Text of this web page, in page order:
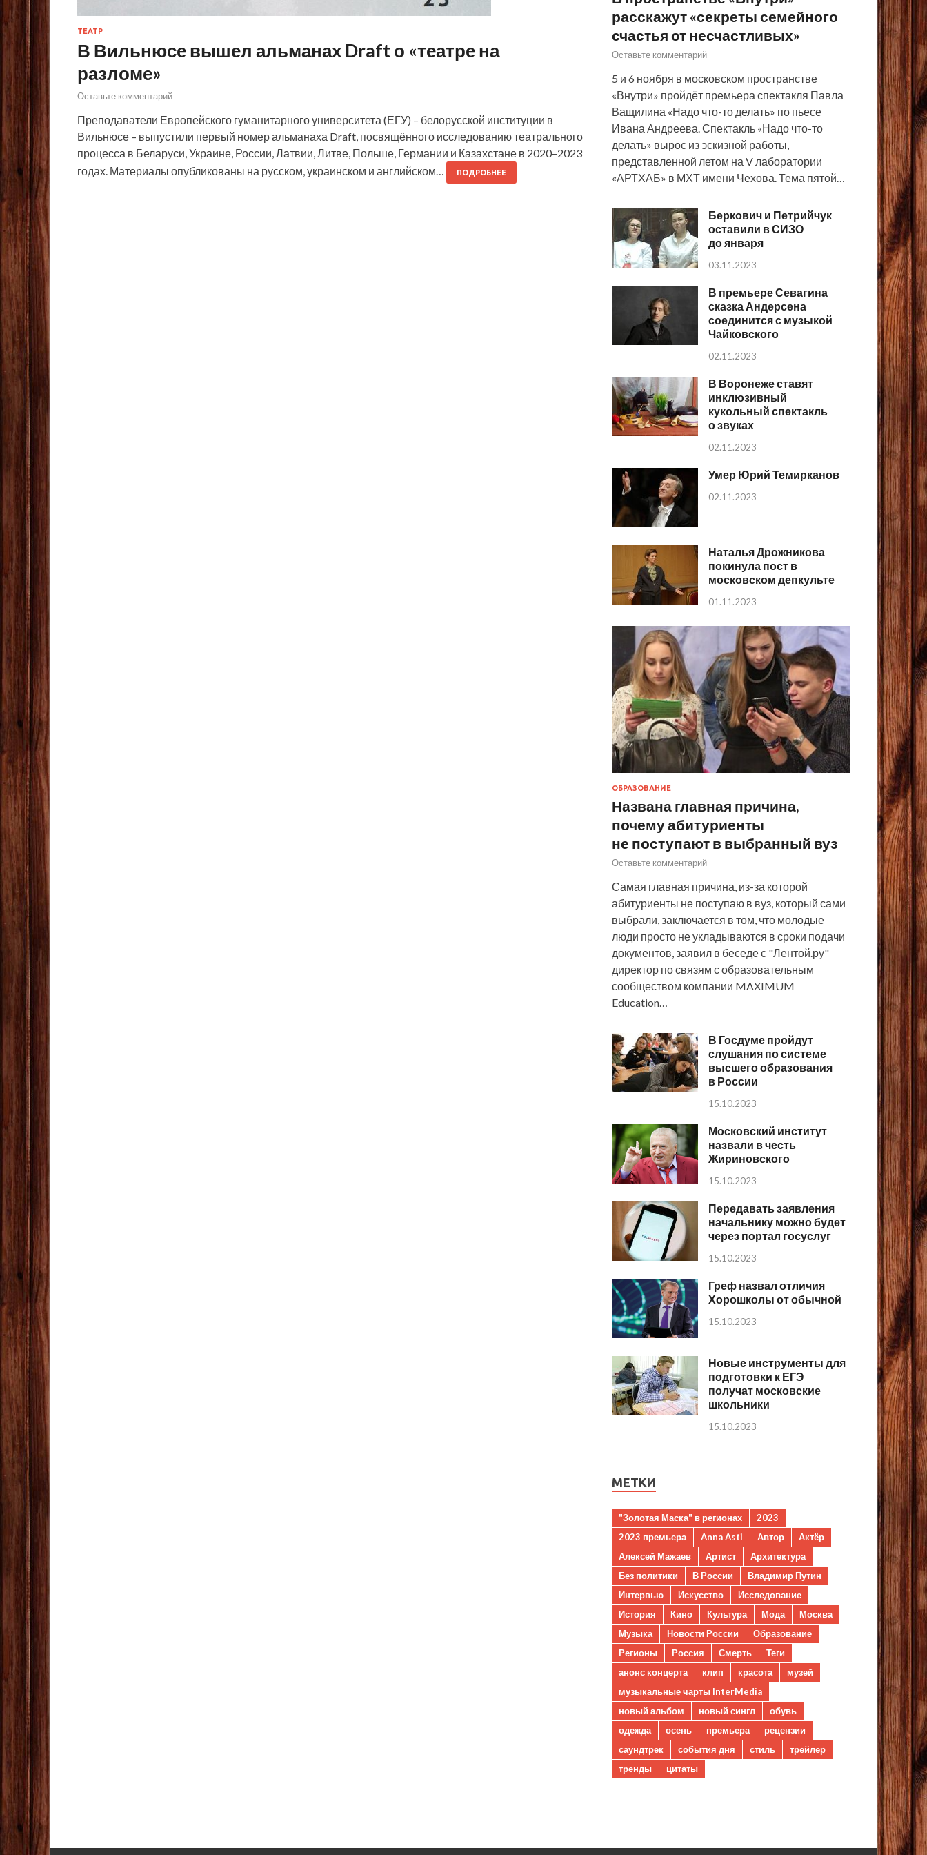
ТЕАТР
В Вильнюсе вышел альманах Draft о «театре на
разломе»
Оставьте комментарий
Преподаватели Европейского гуманитарного университета (ЕГУ) – белорусской институции в
Вильнюсе – выпустили первый номер альманаха Draft, посвящённого исследованию театрального
процесса в Беларуси, Украине, России, Латвии, Литве, Польше, Германии и Казахстане в 2020–2023
годах. Материалы опубликованы на русском, украинском и английском…
ПОДРОБНЕЕ
расскажут «секреты семейного
счастья от несчастливых»
Оставьте комментарий
5 и 6 ноября в московском пространстве
«Внутри» пройдёт премьера спектакля Павла
Ващилина «Надо что-то делать» по пьесе
Ивана Андреева. Спектакль «Надо что-то
делать» вырос из эскизной работы,
представленной летом на V лаборатории
«АРТХАБ» в МХТ имени Чехова. Тема пятой…
Беркович и Петрийчук
оставили в СИЗО
до января
03.11.2023
В премьере Севагина
сказка Андерсена
соединится с музыкой
Чайковского
02.11.2023
В Воронеже ставят
инклюзивный
кукольный спектакль
о звуках
02.11.2023
Умер Юрий Темирканов
02.11.2023
Наталья Дрожникова
покинула пост в
московском депкульте
01.11.2023
ОБРАЗОВАНИЕ
Названа главная причина,
почему абитуриенты
не поступают в выбранный вуз
Оставьте комментарий
Самая главная причина, из-за которой
абитуриенты не поступаю в вуз, который сами
выбрали, заключается в том, что молодые
люди просто не укладываются в сроки подачи
документов, заявил в беседе с "Лентой.ру"
директор по связям с образовательным
сообществом компании MAXIMUM
Education…
В Госдуме пройдут
слушания по системе
высшего образования
в России
15.10.2023
Московский институт
назвали в честь
Жириновского
15.10.2023
Передавать заявления
начальнику можно будет
через портал госуслуг
15.10.2023
Греф назвал отличия
Хорошколы от обычной
15.10.2023
Новые инструменты для
подготовки к ЕГЭ
получат московские
школьники
15.10.2023
МЕТКИ
"Золотая Маска" в регионах
2023
2023 премьера
Anna Asti Автор
Актёр
Алексей Мажаев
Артист
Архитектура
Без политики
В России
Владимир Путин
Интервью
Искусство
Исследование
История
Кино Культура Мода
Москва
Музыка
Новости России
Образование
Регионы
Россия Смерть
Теги
анонс концерта
клип красота
музей
музыкальные чарты InterMedia
новый альбом
новый сингл
обувь
одежда
осень премьера
рецензии
саундтрек
события дня стиль
трейлер
тренды
цитаты